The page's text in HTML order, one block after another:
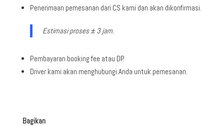
Penerimaan pemesanan dari CS kami dan akan dikonfirmasi.
Estimasi proses ± 3 jam.
Pembayaran booking fee atau DP.
Driver kami akan menghubungi Anda untuk pemesanan.
Bagikan